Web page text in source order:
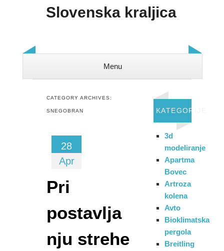
Slovenska kraljica
Menu
CATEGORY ARCHIVES:
SNEGOBRAN
28
Apr
Pri
postavlja
nju strehe
KATEGORIJE
3d
modeliranje
Apartma
Bovec
Artroza
kolena
Avto
Bioklimatska
pergola
Breitling